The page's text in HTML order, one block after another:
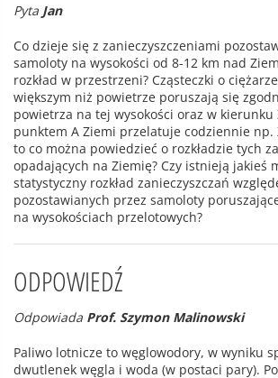
Pyta Jan
Co dzieje się z zanieczyszczeniami
samoloty na wysokości od 8-12 km nad
rozkład w przestrzeni? Cząsteczki o
większym niż powietrze poruszają się
powietrza na tej wysokości oraz w kierunku
punktem A Ziemi przelatuje codziennie np.
to co można powiedzieć o rozkładzie tych
opadających na Ziemię? Czy istnieją jakieś
statystyczny rozkład zanieczyszczań
pozostawianych przez samoloty
na wysokościach przelotowych?
ODPOWIEDŹ
Odpowiada Prof. Szymon Malinowski
Paliwo lotnicze to węglowodory, w wyniku
dwutlenek węgla i woda (w postaci pary).